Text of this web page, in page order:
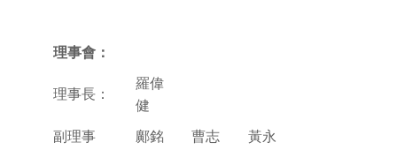
理事會：
理事長：
羅偉
健
副理事
鄺銘
曹志
黃永